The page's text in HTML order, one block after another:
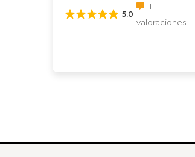
5.0
1
valoraciones